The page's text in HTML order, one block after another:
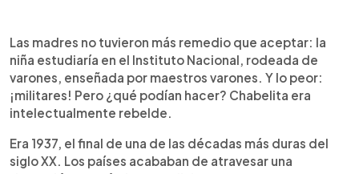
Las madres no tuvieron más remedio que aceptar: la
niña estudiaría en el Instituto Nacional, rodeada de
varones, enseñada por maestros varones. Y lo peor:
¡militares! Pero ¿qué podían hacer? Chabelita era
intelectualmente rebelde.
Era 1937, el final de una de las décadas más duras del
siglo XX. Los países acababan de atravesar una